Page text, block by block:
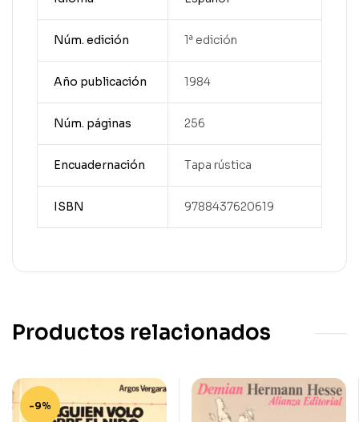
Núm. edición 1ª edición
Año publicación 1984
Núm. páginas 256
Encuadernación Tapa rústica
ISBN 9788437620619
Productos relacionados
-9%